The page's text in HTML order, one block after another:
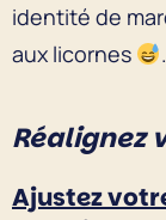
identité de
aux licornes
.
Réalignez
Ajustez